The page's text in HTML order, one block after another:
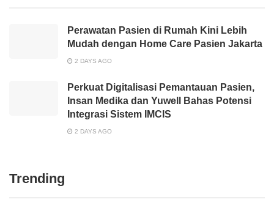
Perawatan Pasien di Rumah Kini Lebih
Mudah dengan Home Care Pasien Jakarta
2 DAYS AGO
Perkuat Digitalisasi Pemantauan Pasien,
Insan Medika dan Yuwell Bahas Potensi
Integrasi Sistem IMCIS
2 DAYS AGO
Trending